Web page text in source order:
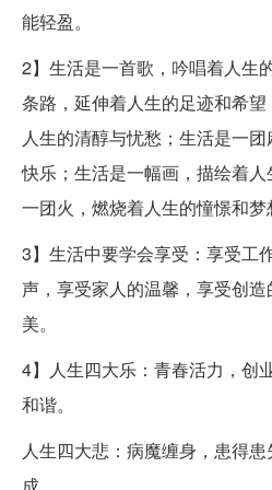
能轻盈。
2】生活是一首歌，吟唱着人生
条路，延伸着人生的足迹和希
人生的清醇与忧愁；生活是一
快乐；生活是一幅画，描绘着
一团火，燃烧着人生的憧憬和梦
3】生活中要学会享受：享受工
声，享受家人的温馨，享受创
美。
4】人生四大乐：青春活力，创
和谐。
人生四大悲：病魔缠身，患得
成。